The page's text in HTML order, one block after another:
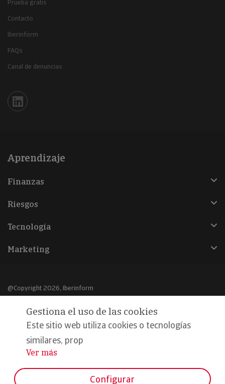
Prueba gratis
Contacto
Iberinform
FAQs
Canal de denuncias
Iberinform en Linkedin
Aprendizaje
Finanzas
Riesgos
Tecnología
Marketing
@Copyright 2026, Iberinform
Aviso legal
Política de cookies
Declaración de privacidad
Gestiona el uso de las cookies
Este sitio web utiliza cookies o tecnologías
similares, prop
...
Ver más
Configurar